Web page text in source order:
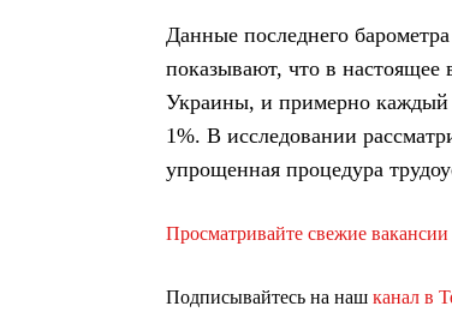
Данные последнего
показывают, что в
Украины, и примерно каждый
1%. В исследовании
упрощенная процедура
Просматривайте свежие
Подписывайтесь на наш канал в